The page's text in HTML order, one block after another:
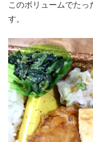
このボリュームでたっ
す。